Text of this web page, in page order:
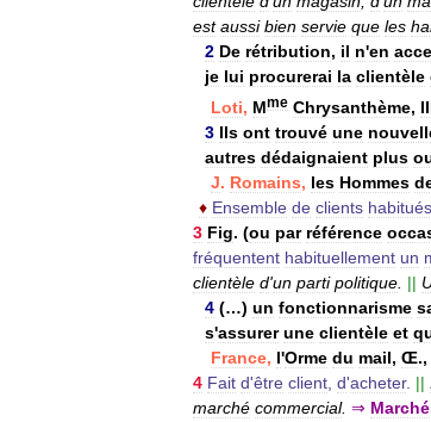
est aussi bien servie que les
2 De rétribution, il n'en
je lui procurerai la clientèle
Loti, Mme Chrysanthème,
3 Ils ont trouvé une
autres dédaignaient plus
J. Romains, les Hommes
♦ Ensemble de clients habitués
3 Fig. (ou par référence
fréquentent habituellement un
clientèle d'un parti politique. ||
4 (…) un fonctionnarisme
s'assurer une clientèle et
France, l'Orme du mail, Œ.,
4 Fait d'être client, d'acheter. ||
marché commercial. ⇒ Marché